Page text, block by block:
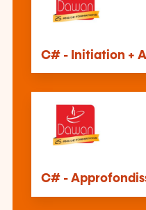
C# - Initiation +
C# -